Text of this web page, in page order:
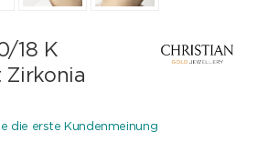
18 K
Zirkonia
die erste Kundenmeinung